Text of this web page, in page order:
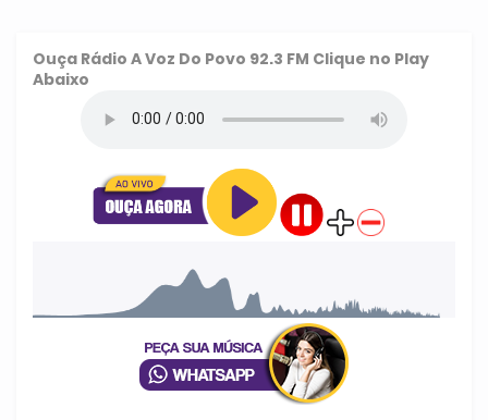
Ouça Rádio A Voz Do Povo 92.3 FM Clique no Play
Abaixo